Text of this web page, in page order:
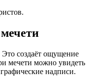
создаёт ощущение
мечети можно увидеть
надписи.